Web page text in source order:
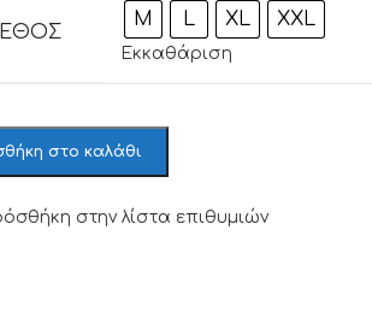
M L XL XXL
Εκκαθάριση
στο καλάθι
στην λίστα επιθυμιών